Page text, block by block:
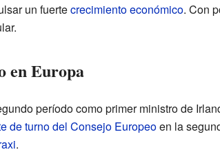
un fuertecrecimiento económico. Con
en Europa
período como primer ministro de
de turno del Consejo Europeoen la
.